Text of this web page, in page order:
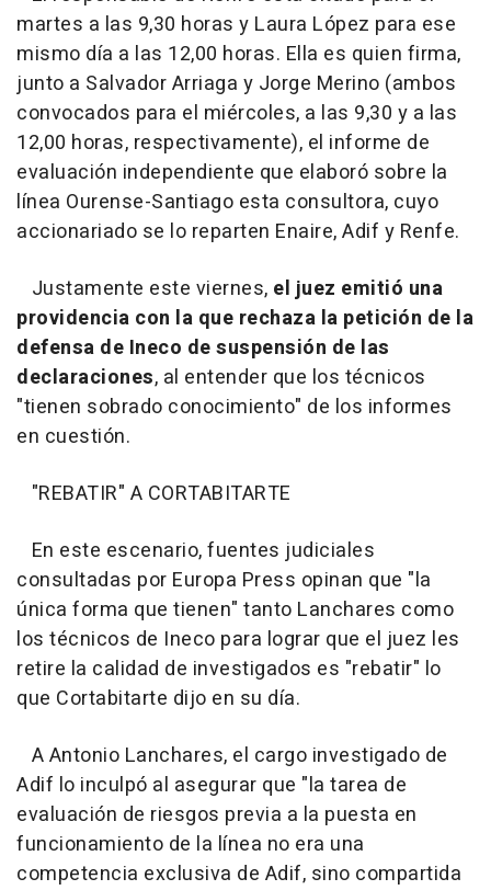
martes a las 9,30 horas y Laura López para ese
mismo día a las 12,00 horas. Ella es quien firma,
junto a Salvador Arriaga y Jorge Merino (ambos
convocados para el miércoles, a las 9,30 y a las
12,00 horas, respectivamente), el informe de
evaluación independiente que elaboró sobre la
línea Ourense-Santiago esta consultora, cuyo
accionariado se lo reparten Enaire, Adif y Renfe.
Justamente este viernes, el juez emitió una
providencia con la que rechaza la petición de la
defensa de Ineco de suspensión de las
declaraciones, al entender que los técnicos
"tienen sobrado conocimiento" de los informes
en cuestión.
"REBATIR" A CORTABITARTE
En este escenario, fuentes judiciales
consultadas por Europa Press opinan que "la
única forma que tienen" tanto Lanchares como
los técnicos de Ineco para lograr que el juez les
retire la calidad de investigados es "rebatir" lo
que Cortabitarte dijo en su día.
A Antonio Lanchares, el cargo investigado de
Adif lo inculpó al asegurar que "la tarea de
evaluación de riesgos previa a la puesta en
funcionamiento de la línea no era una
competencia exclusiva de Adif, sino compartida